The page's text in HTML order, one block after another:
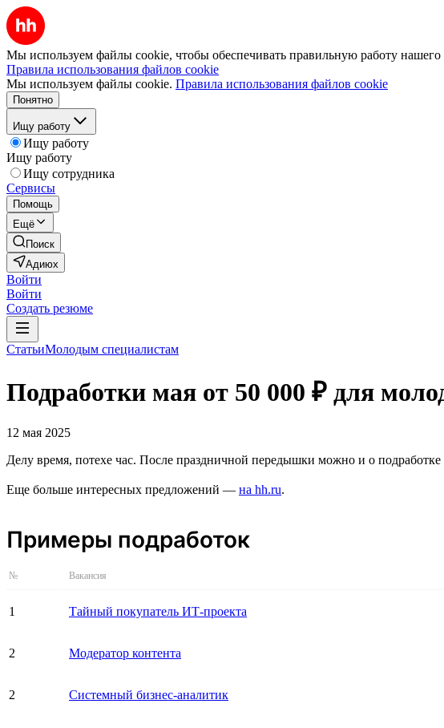
Мы используем файлы cookie, чтобы обеспечивать правильную работу нашего
Правила использования файлов cookie
Мы используем файлы cookie. Правила использования файлов cookie
Понятно
Ищу работу
Ищу работу
Ищу работу
Ищу сотрудника
Сервисы
Помощь
Ещё
Поиск
Адиюх
Войти
Войти
Создать резюме
СтатьиМолодым специалистам
Подработки мая от 50 000 ₽ для
12 мая 2025
Делу время, потехе час. После праздничной передышки можно и о
Еще больше интересных предложений — на hh.ru.
Примеры подработок
№ Вакансия
1 Тайный покупатель ИТ-проекта
2 Модератор контента
2 Системный бизнес-аналитик